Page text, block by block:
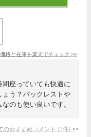
価格と在庫を楽天でチェック >>
座っていても快適に
う？バックレストや
のも使い良いです。
のおすすめコメント (1 件) >